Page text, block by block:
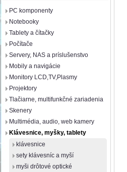
PC komponenty
Notebooky
Tablety a čítačky
Počítače
Servery, NAS a príslušenstvo
Mobily a navigácie
Monitory LCD,TV,Plasmy
Projektory
Tlačiarne, multifunkčné zariadenia
Skenery
Multimédia, audio, web kamery
Klávesnice, myšky, tablety
klávesnice
sety klávesníc a myší
myši drôtové optické